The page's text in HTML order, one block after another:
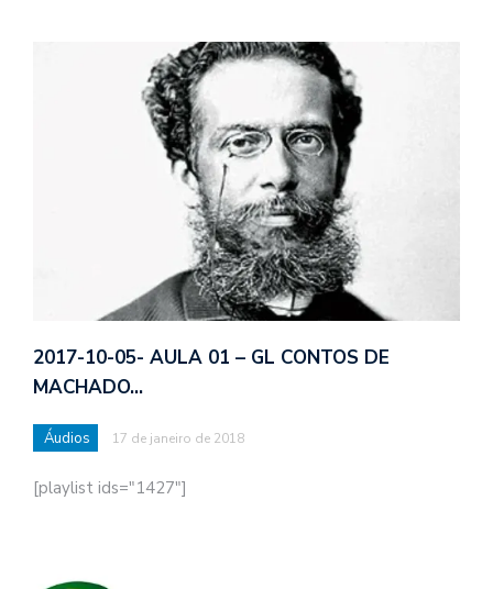
2017-10-05- AULA 01 – GL CONTOS DE
MACHADO…
Áudios 17 de janeiro de 2018
[playlist ids="1427"]